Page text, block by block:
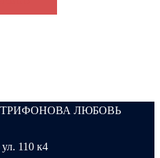
ТРИФОНОВА ЛЮБОВЬ
110 к4